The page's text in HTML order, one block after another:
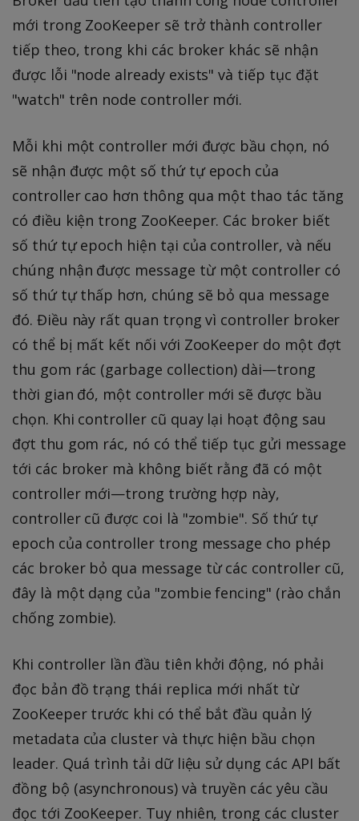
mới trong ZooKeeper sẽ trở thành controller
tiếp theo, trong khi các broker khác sẽ nhận
được lỗi "node already exists" và tiếp tục đặt
"watch" trên node controller mới.
Mỗi khi một controller mới được bầu chọn, nó
sẽ nhận được một số thứ tự epoch của
controller cao hơn thông qua một thao tác tăng
có điều kiện trong ZooKeeper. Các broker biết
số thứ tự epoch hiện tại của controller, và nếu
chúng nhận được message từ một controller có
số thứ tự thấp hơn, chúng sẽ bỏ qua message
đó. Điều này rất quan trọng vì controller broker
có thể bị mất kết nối với ZooKeeper do một đợt
thu gom rác (garbage collection) dài—trong
thời gian đó, một controller mới sẽ được bầu
chọn. Khi controller cũ quay lại hoạt động sau
đợt thu gom rác, nó có thể tiếp tục gửi message
tới các broker mà không biết rằng đã có một
controller mới—trong trường hợp này,
controller cũ được coi là "zombie". Số thứ tự
epoch của controller trong message cho phép
các broker bỏ qua message từ các controller cũ,
đây là một dạng của "zombie fencing" (rào chắn
chống zombie).
Khi controller lần đầu tiên khởi động, nó phải
đọc bản đồ trạng thái replica mới nhất từ
ZooKeeper trước khi có thể bắt đầu quản lý
metadata của cluster và thực hiện bầu chọn
leader. Quá trình tải dữ liệu sử dụng các API bất
đồng bộ (asynchronous) và truyền các yêu cầu
đọc tới ZooKeeper. Tuy nhiên, trong các cluster